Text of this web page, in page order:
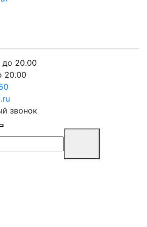
20.00
20.00
звонок